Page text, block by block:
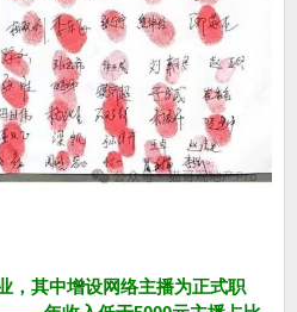
，其中增设网络主播为正式职